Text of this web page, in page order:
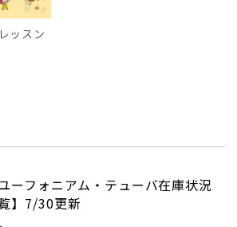
ッスン
ユーフォニアム・テューバ在庫状況
】7/30更新